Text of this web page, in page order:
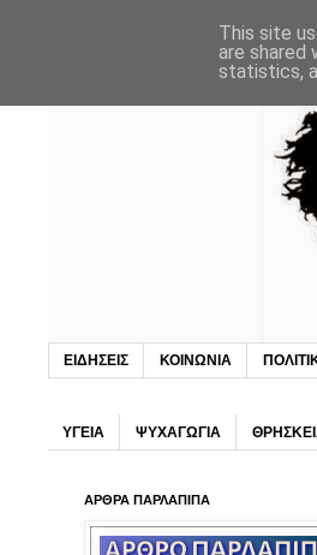
ΕΙΔΗΣΕΙΣ ΚΟΙΝΩΝΙΑ
ΥΓΕΙΑ ΨΥΧΑΓΩΓΙΑ
ΑΡΘΡΑ ΠΑΡΛΑΠΙΠΑ
This site
are shared
statistics,